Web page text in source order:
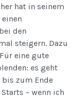
hat in seinem
den
steigern. Dazu
eine gute
es geht
bis zum Ende
– wenn ich